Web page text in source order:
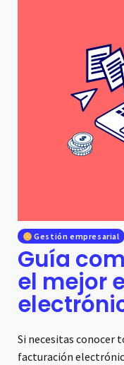
Gestión empresarial
Guía
el mejor
Si necesitas conocer
facturación